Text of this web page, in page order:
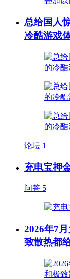
总给国人
冷酷游戏
论坛 1
充电宝押
问答 5
2026年7
致散热都